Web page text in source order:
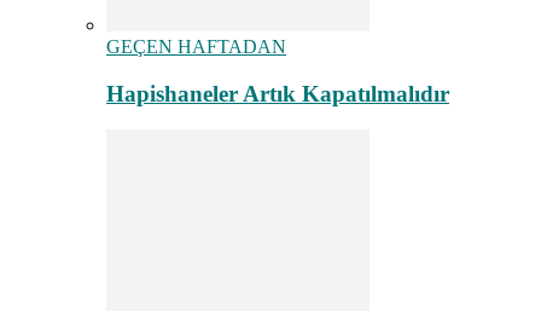
GEÇEN HAFTADAN
Hapishaneler Artık Kapatılmalıdır